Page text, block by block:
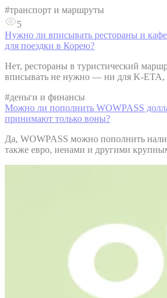
#транспорт и маршруты
5
Нужно ли вписывать рестораны и
для поездки в Корею?
Нет, рестораны в туристический
вписывать не нужно — ни для K-ETA,
#деньги и финансы
Можно ли пополнить WOWPASS
принимают только воны?
Да, WOWPASS можно пополнить
также евро, иенами и другими